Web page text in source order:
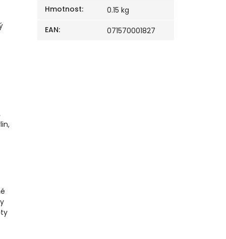
Hmotnost:
0.15 kg
EAN: 071570001827